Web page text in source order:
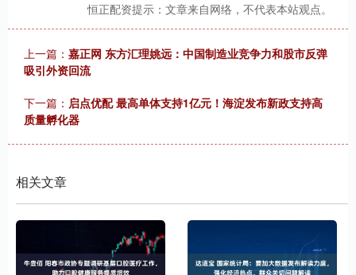
恒正配资提示：文章来自网络，不代表本站观点。
上一篇： 嘉正网 东方汇理姚远：中国制造业竞争力和股市反弹
吸引外资回流
下一篇： 启点优配 最高单体支持1亿元！海淀发布新政支持高
质量孵化器
相关文章